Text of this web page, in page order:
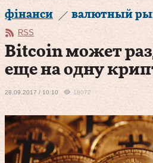
фінанси валютный
RSS
Bitcoin может
еще на одну
28.09.2017 / 10:10 18072